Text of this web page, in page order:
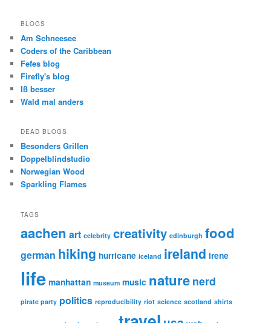
BLOGS
Am Schneesee
Coders of the Caribbean
Fefes blog
Firefly's blog
Iß besser
Wald mal anders
DEAD BLOGS
Besonders Grillen
Doppelblindstudio
Norwegian Wood
Sparkling Flames
TAGS
aachen art celebrity creativity edinburgh food
german hiking hurricane iceland ireland irene
life manhattan museum music nature nerd
pirate party politics reproducibility riot science scotland shirts